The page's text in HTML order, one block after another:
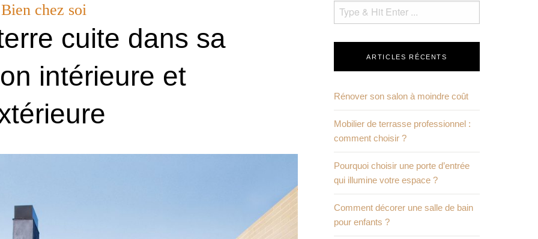
Bien chez soi
cuite dans sa
intérieure et
ARTICLES RÉCENTS
Rénover son salon à moindre coût
Mobilier de terrasse professionnel :
comment choisir ?
Pourquoi choisir une porte d’entrée
qui illumine votre espace ?
Comment décorer une salle de bain
pour enfants ?